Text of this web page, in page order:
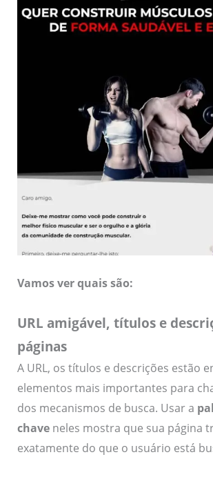
Vamos ver quais são:
URL amigável, títulos e
páginas
A URL, os títulos e descrições estão
elementos mais importantes para
dos mecanismos de busca. Usar a
chaveneles mostra que sua página
exatamente do que o usuário está